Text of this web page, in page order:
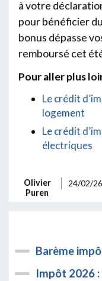
à votre
pour bénéficier
bonus dépasse
remboursé cet
Pour aller plus
Le crédit
logement
Le crédit
électriques
Olivier
Puren
24/02/26
Barème
Impôt 2026 :